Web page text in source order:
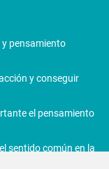
pensamiento
y conseguir
el pensamiento
sentido común en la